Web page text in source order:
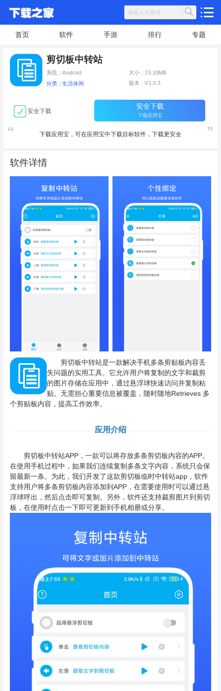
首页 软件 手游 排行 专题
剪切板中转站
系统：Android 大小：15.10MB
分类：生活休闲 版本：V1.0.3
安全下载
安全下载
下载应用宝
下载应用宝，可在应用宝中下载目标软件，下载更安全
软件详情
剪切板中转站是一款解决手机多条剪贴板内容丢
失问题的实用工具。它允许用户将复制的文字和裁剪
的图片存储在应用中，通过悬浮球快速访问并复制粘
贴。无需担心重要信息被覆盖，随时随地Retrieves 多
个剪贴板内容，提高工作效率。
应用介绍
剪切板中转站APP，一款可以将存放多条剪切板内容的APP。
在使用手机过程中，如果我们连续复制多条文字内容，系统只会保
留最新一条。为此，我们开发了这款剪切板临时中转站app，软件
支持用户将多条剪切板内容添加到APP，在需要使用时可以通过悬
浮球呼出，然后点击即可复制。另外，软件还支持裁剪图片到剪切
板，在使用时点击一下即可更新到手机相册或分享。